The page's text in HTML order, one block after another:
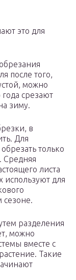
это для
после того,
можно
срезают
зиму.
в
Для
только
Средняя
листа
используют для
сезоне.
разделения
можно
вместе с
Такие